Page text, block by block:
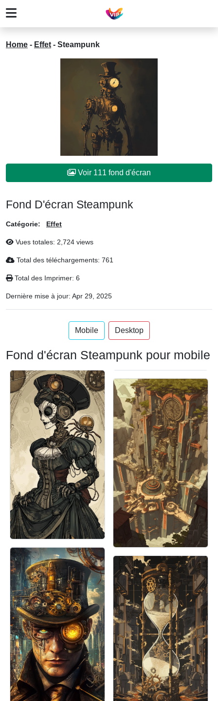
Home - Effet - Steampunk
Voir 111 fond d'écran
Fond D'écran Steampunk
Catégorie: Effet
Vues totales: 2,724 views
Total des téléchargements: 761
Total des Imprimer: 6
Dernière mise à jour: Apr 29, 2025
Mobile Desktop
Fond d'écran Steampunk pour mobile